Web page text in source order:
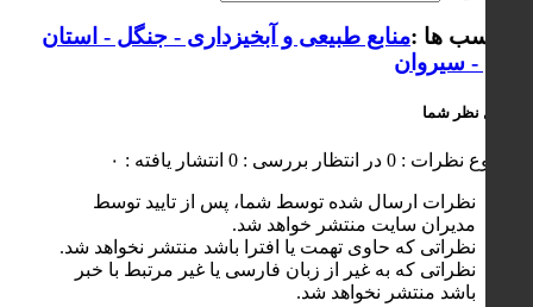
برچسب ها :منابع طبیعی و آبخیزداری - جنگل - استان
ایلام - سیروان
ارسال نظر شما
مجموع نظرات : 0 در انتظار بررسی : 0 انتشار یافته : ۰
نظرات ارسال شده توسط شما، پس از تایید توسط
مدیران سایت منتشر خواهد شد.
نظراتی که حاوی تهمت یا افترا باشد منتشر نخواهد شد.
نظراتی که به غیر از زبان فارسی یا غیر مرتبط با خبر
باشد منتشر نخواهد شد.